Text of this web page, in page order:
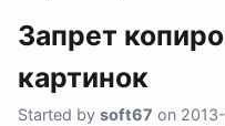
Запрет
картинок
Started by soft67 on